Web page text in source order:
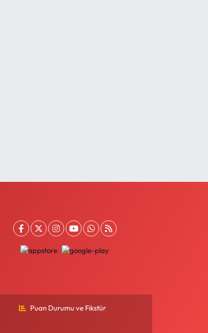
Puan Durumu ve Fikstür